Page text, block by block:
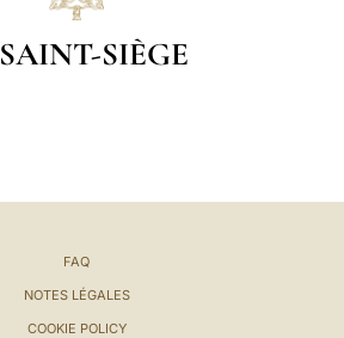
SAINT-SIÈGE
FAQ
NOTES LÉGALES
COOKIE POLICY